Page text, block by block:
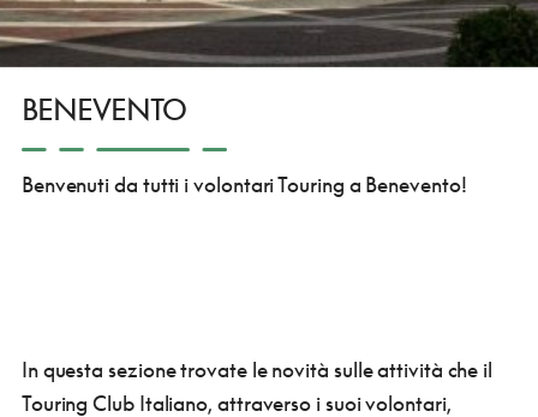
BENEVENTO
Benvenuti da tutti i volontari Touring a Benevento!
In questa sezione trovate le novità sulle attività che il
Touring Club Italiano, attraverso i suoi volontari,